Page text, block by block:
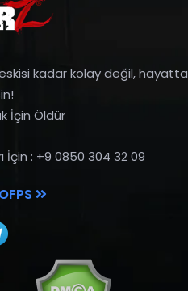
kadar kolay değil, hayatta
İçin Öldür
İçin : +9 0850 304 32 09